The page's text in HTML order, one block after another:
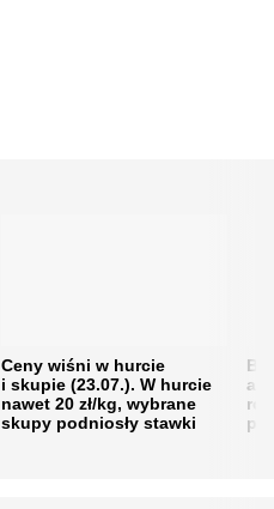
Ceny wiśni w hurcie
i skupie (23.07.). W hurcie
nawet 20 zł/kg, wybrane
skupy podniosły stawki